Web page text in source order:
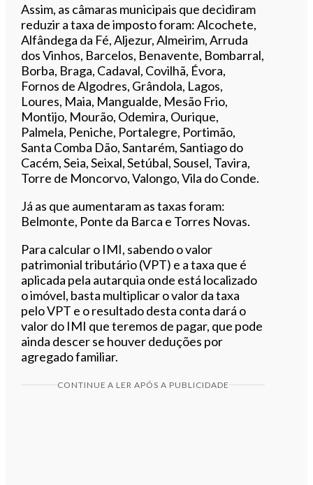
Assim, as câmaras municipais que decidiram
reduzir a taxa de imposto foram: Alcochete,
Alfândega da Fé, Aljezur, Almeirim, Arruda
dos Vinhos, Barcelos, Benavente, Bombarral,
Borba, Braga, Cadaval, Covilhã, Évora,
Fornos de Algodres, Grândola, Lagos,
Loures, Maia, Mangualde, Mesão Frio,
Montijo, Mourão, Odemira, Ourique,
Palmela, Peniche, Portalegre, Portimão,
Santa Comba Dão, Santarém, Santiago do
Cacém, Seia, Seixal, Setúbal, Sousel, Tavira,
Torre de Moncorvo, Valongo, Vila do Conde.
Já as que aumentaram as taxas foram:
Belmonte, Ponte da Barca e Torres Novas.
Para calcular o IMI, sabendo o valor
patrimonial tributário (VPT) e a taxa que é
aplicada pela autarquia onde está localizado
o imóvel, basta multiplicar o valor da taxa
pelo VPT e o resultado desta conta dará o
valor do IMI que teremos de pagar, que pode
ainda descer se houver deduções por
agregado familiar.
CONTINUE A LER APÓS A PUBLICIDADE